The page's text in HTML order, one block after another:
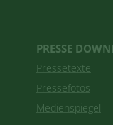
PRESSE
Pressetexte
Pressefotos
Medienspiegel